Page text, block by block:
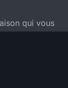
qui vous